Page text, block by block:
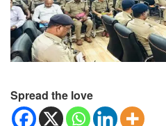
Spread the love